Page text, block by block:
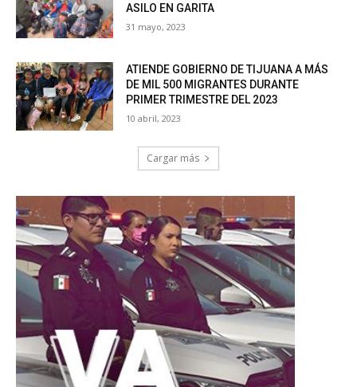
ASILO EN GARITA
31 mayo, 2023
ATIENDE GOBIERNO DE TIJUANA A MÁS
DE MIL 500 MIGRANTES DURANTE
PRIMER TRIMESTRE DEL 2023
10 abril, 2023
Cargar más